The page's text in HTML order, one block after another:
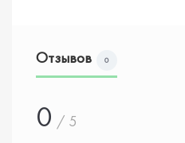
Отзывов 0
0 / 5